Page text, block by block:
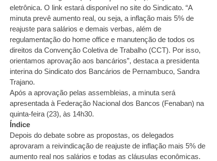
eletrônica. O link estará disponível no site do Sindicato. “A
minuta prevê aumento real, ou seja, a inflação mais 5% de
reajuste para salários e demais verbas, além de
regulamentação do home office e manutenção de todos os
direitos da Convenção Coletiva de Trabalho (CCT). Por isso,
orientamos aprovação aos bancários”, destaca a presidenta
interina do Sindicato dos Bancários de Pernambuco, Sandra
Trajano.
Após a aprovação pelas assembleias, a minuta será
apresentada à Federação Nacional dos Bancos (Fenaban) na
quinta-feira (23), às 14h30.
Índice
Depois do debate sobre as propostas, os delegados
aprovaram a reivindicação de reajuste de inflação mais 5% de
aumento real nos salários e todas as cláusulas econômicas.